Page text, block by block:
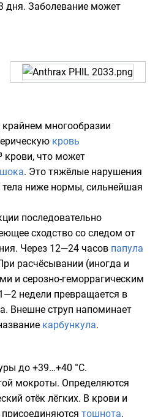
дня. Заболевание может
многообразии
кровь
крови, что может
. Это тяжёлые нарушения
тела ниже нормы, сильнейшая
последовательно
сходство со следом от
Через 12—24 часов папула
расчёсывании (иногда и
и серозно-геморрагическим
недели превращается в
Внешне струп напоминает
карбункула.
до +39…+40 °C.
мокроты. Определяются
отёк лёгких. В крови и
присоединяются тошнота,